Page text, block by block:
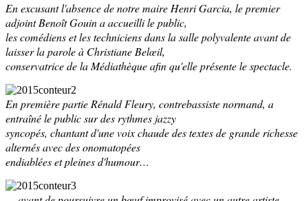
En excusant l'absence de notre maire Henri Garcia, le premier
adjoint Benoît Gouin a accueilli le public,
les comédiens et les techniciens dans la salle polyvalente avant de
laisser la parole à Christiane Belœil,
conservatrice dela Médiathèqueafin qu'elle présente le spectacle.
En première partie Rénald Fleury, contrebassiste normand, a
entraîné le public sur des rythmes jazzy
syncopés, chantant d'une voix chaude des textes de grande richesse
alternés avec des onomatopées
endiablées et pleines d'humour…